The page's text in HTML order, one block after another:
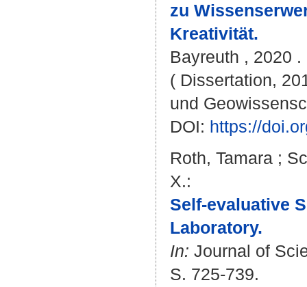
zu
Kreativität.
Bayreuth , 2020
( Dissertation,
und
DOI: https://
Roth, Tamara ;
X.:
Self-evaluative
Laboratory.
In: Journal of
S. 725-739.